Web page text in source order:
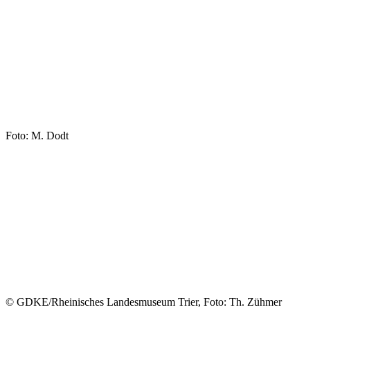
Foto: M. Dodt
© GDKE/Rheinisches Landesmuseum Trier, Foto: Th. Zühmer